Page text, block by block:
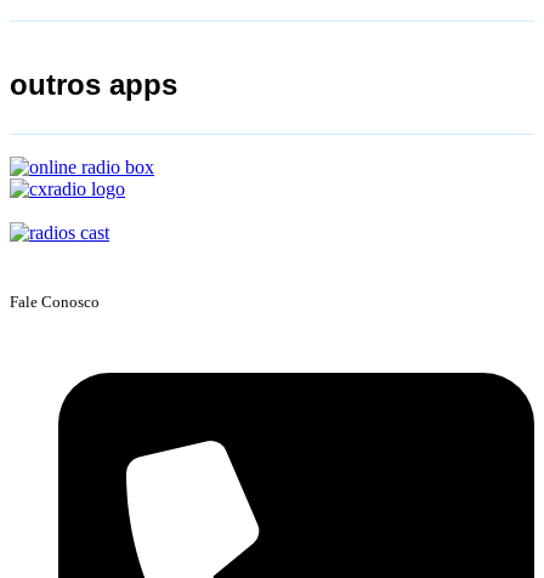
outros apps
Fale Conosco